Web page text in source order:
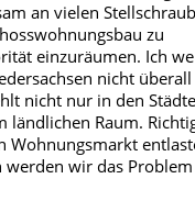
an vielen
zu
einzuräumen. Ich
nicht
nicht nur in den
ländlichen Raum.
Wohnungsmarkt
wir das